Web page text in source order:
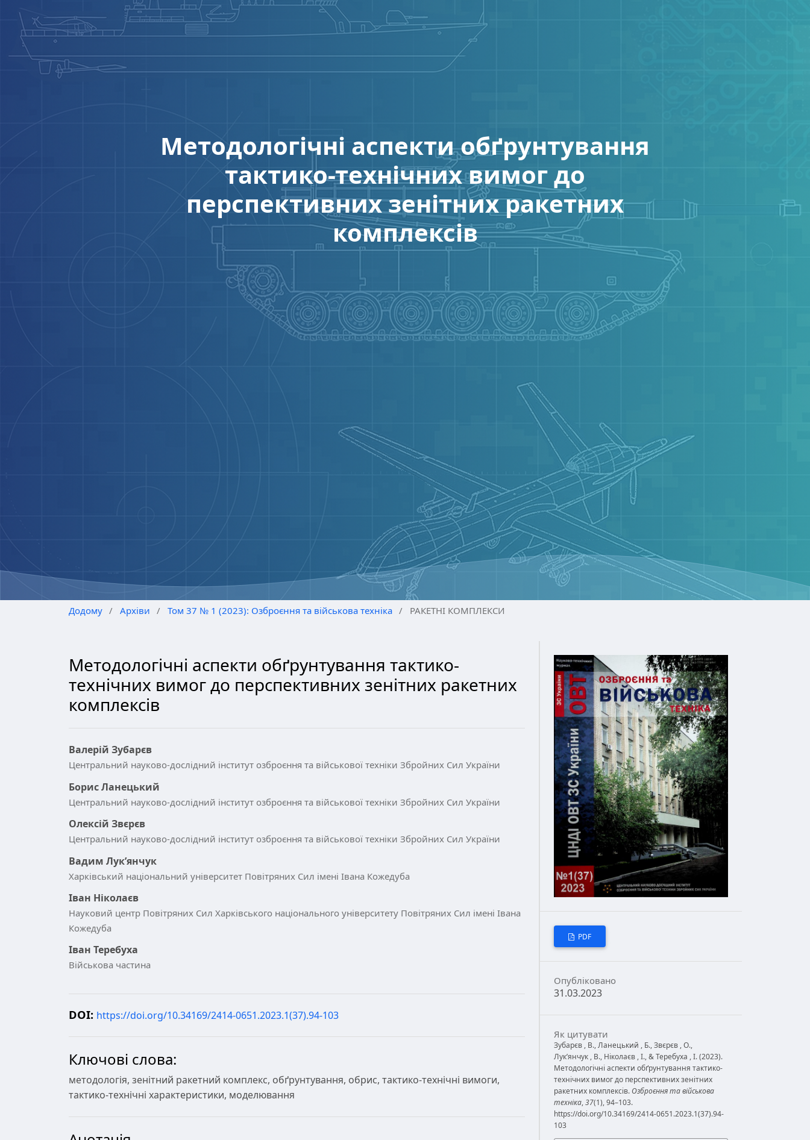
Методологічні аспекти обґрунтування
тактико-технічних вимог до
перспективних зенітних ракетних
комплексів
Додому / Архіви / Том 37 № 1 (2023): Озброєння та військова техніка / РАКЕТНІ КОМПЛЕКСИ
Методологічні аспекти обґрунтування тактико-
технічних вимог до перспективних зенітних ракетних
комплексів
Валерій Зубарєв
Центральний науково-дослідний інститут озброєння та військової техніки Збройних Сил України
Борис Ланецький
Центральний науково-дослідний інститут озброєння та військової техніки Збройних Сил України
Олексій Звєрєв
Центральний науково-дослідний інститут озброєння та військової техніки Збройних Сил України
Вадим Лук’янчук
Харківський національний університет Повітряних Сил імені Івана Кожедуба
Іван Ніколаєв
Науковий центр Повітряних Сил Харківського національного університету Повітряних Сил імені Івана
Кожедуба
Іван Теребуха
Військова частина
DOI: https://doi.org/10.34169/2414-0651.2023.1(37).94-103
Ключові слова:
методологія, зенітний ракетний комплекс, обґрунтування, обрис, тактико-технічні вимоги,
тактико-технічні характеристики, моделювання
PDF
Опубліковано
31.03.2023
Як цитувати
Зубарєв , В., Ланецький , Б., Звєрєв , О.,
Лук’янчук , В., Ніколаєв , І., & Теребуха , І. (2023).
Методологічні аспекти обґрунтування тактико-
технічних вимог до перспективних зенітних
ракетних комплексів. Озброєння та військова
техніка,37(1), 94–103.
https://doi.org/10.34169/2414-0651.2023.1(37).94-
103